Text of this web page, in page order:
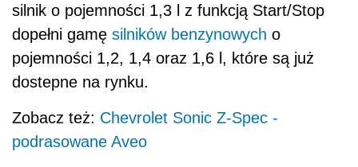
silnik o pojemności 1,3 l z funkcją Start/Stop
dopełni gamę silników benzynowych o
pojemności 1,2, 1,4 oraz 1,6 l, które są już
dostepne na rynku.
Zobacz też: Chevrolet Sonic Z-Spec -
podrasowane Aveo